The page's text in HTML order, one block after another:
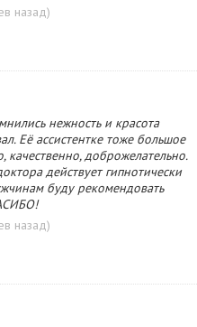
назад)
нежность и красота
Её ассистентке тоже большое
качественно, доброжелательно.
действует гипнотически
буду рекомендовать
назад)